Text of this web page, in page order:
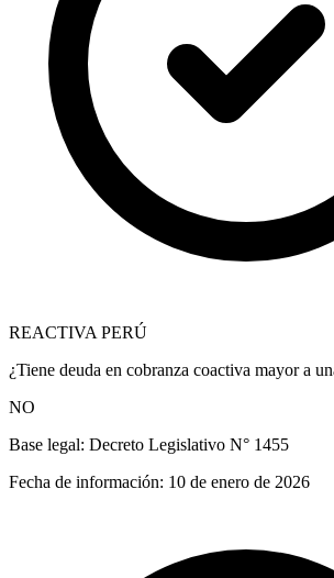
REACTIVA PERÚ
¿Tiene deuda en cobranza coactiva mayor a
NO
Base legal: Decreto Legislativo N° 1455
Fecha de información: 10 de enero de 2026